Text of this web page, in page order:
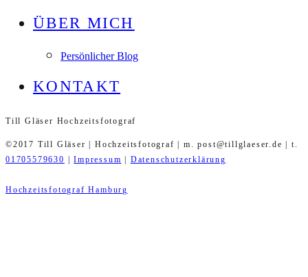
ÜBER MICH
Persönlicher Blog
KONTAKT
Till Gläser Hochzeitsfotograf
©2017 Till Gläser | Hochzeitsfotograf | m. post@tillglaeser.de | t.
01705579630
|Impressum Datenschutzerklärung
Hochzeitsfotograf Hamburg